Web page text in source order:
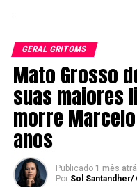
GERAL GRITOMS
Mato Grosso
suas maiores
morre
anos
Publicado 1 mês
Por Sol